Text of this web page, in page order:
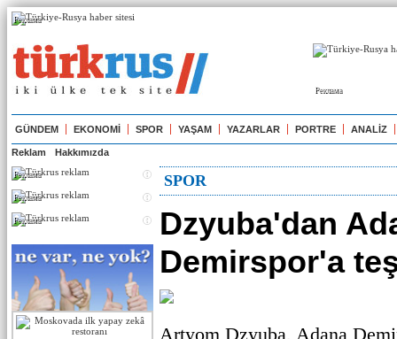
Реклама
Реклама
GÜNDEM EKONOMİ SPOR YAŞAM YAZARLAR PORTRE ANALİZ
Reklam Hakkımızda
Реклама
Реклама
Реклама
SPOR
Dzyuba'dan
Demirspor'a
Artyom Dzyuba, Adana